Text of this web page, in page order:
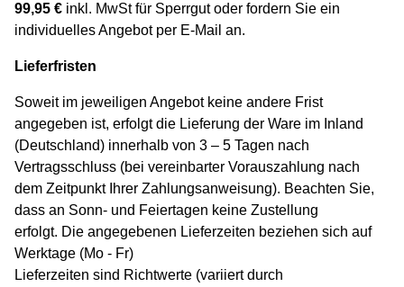
99,95 € inkl. MwSt für Sperrgut oder fordern Sie ein
individuelles Angebot per E-Mail an.
Lieferfristen
Soweit im jeweiligen Angebot keine andere Frist
angegeben ist, erfolgt die Lieferung der Ware im Inland
(Deutschland) innerhalb von 3 – 5 Tagen nach
Vertragsschluss (bei vereinbarter Vorauszahlung nach
dem Zeitpunkt Ihrer Zahlungsanweisung). Beachten Sie,
dass an Sonn- und Feiertagen keine Zustellung
erfolgt. Die angegebenen Lieferzeiten beziehen sich auf
Werktage (Mo - Fr)
Lieferzeiten sind Richtwerte (variiert durch